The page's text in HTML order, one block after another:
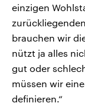
einzigen
brauchen wir
nützt ja alles
gut oder
müssen wir
definieren.“